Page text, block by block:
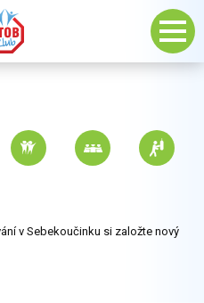
v Sebekoučinku si založte nový